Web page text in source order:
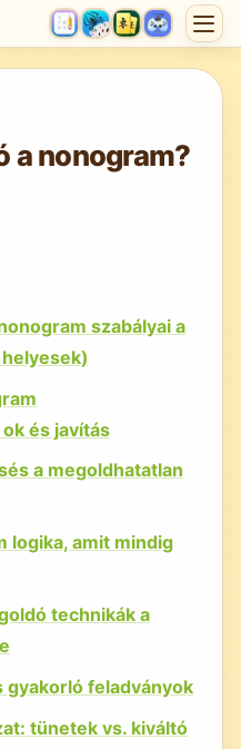
a nonogram?
szabályai a
és javítás
a megoldhatatlan
logika, amit mindig
technikák a
gyakorló feladványok
tünetek vs. kiváltó